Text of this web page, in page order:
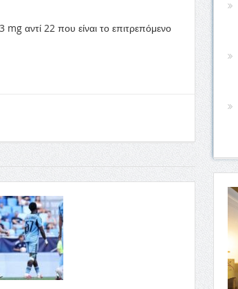
mg αντί 22 που είναι το επιτρεπόμενο